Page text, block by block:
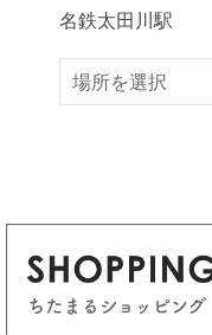
名鉄太田川駅